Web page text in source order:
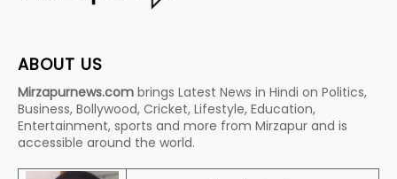
ABOUT US
Mirzapurnews.com brings Latest News in Hindi on Politics,
Business, Bollywood, Cricket, Lifestyle, Education,
Entertainment, sports and more from Mirzapur and is
accessible around the world.